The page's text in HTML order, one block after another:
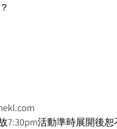
7:30pm活動準時展開後